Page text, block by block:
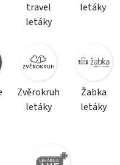
travel
letáky
letáky
Zvěrokruh
letáky
Žabka
letáky